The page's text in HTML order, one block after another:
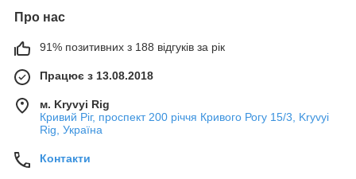
Про нас
91% позитивних з 188 відгуків за рік
Працює з 13.08.2018
м. Kryvyi Rig
Кривий Ріг, проспект 200 річчя Кривого Рогу 15/3, Kryvyi
Rig, Україна
Контакти